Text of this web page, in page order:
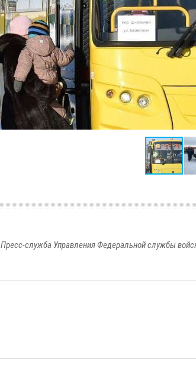
Пресс-служба Управления Федеральной службы